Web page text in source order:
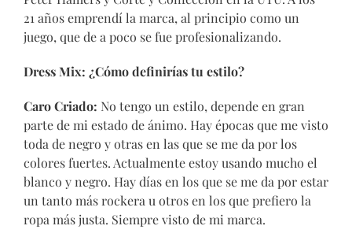
21 años emprendí la marca, al principio como un
juego, que de a poco se fue profesionalizando.
Dress Mix: ¿Cómo definirías tu estilo?
Caro Criado: No tengo un estilo, depende en gran
parte de mi estado de ánimo. Hay épocas que me visto
toda de negro y otras en las que se me da por los
colores fuertes. Actualmente estoy usando mucho el
blanco y negro. Hay días en los que se me da por estar
un tanto más rockera u otros en los que prefiero la
ropa más justa. Siempre visto de mi marca.